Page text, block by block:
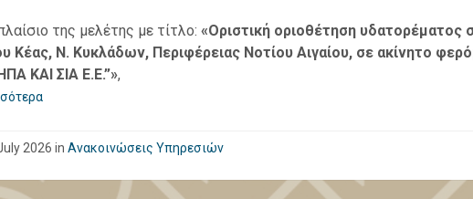
της μελέτης με τίτλο: «Οριστική οριοθέτηση
Κέας, Ν. Κυκλάδων, Περιφέρειας Νοτίου Αιγαίου, σε ακίνητο
ΚΑΙ ΣΙΑ Ε.Ε.”»,
2026 in Ανακοινώσεις Υπηρεσιών